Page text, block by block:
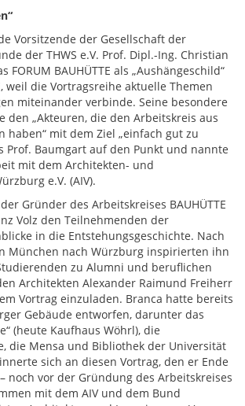
Vorsitzende der Gesellschaft der
der THWS e.V. Prof. Dipl.-Ing. Christian
FORUM BAUHÜTTE als „Aushängeschild“
weil die Vortragsreihe aktuelle Themen
miteinander verbinde. Seine besondere
den „Akteuren, die den Arbeitskreis aus
haben“ mit dem Ziel „einfach gut zu
Prof. Baumgart auf den Punkt und nannte
mit dem Architekten- und
e.V. (AIV).
Gründer des Arbeitskreises BAUHÜTTE
Volz den Teilnehmenden der
in die Entstehungsgeschichte. Nach
München nach Würzburg inspirierten ihn
zu Alumni und beruflichen
Architekten Alexander Raimund Freiherr
Vortrag einzuladen. Branca hatte bereits
Gebäude entworfen, darunter das
(heute Kaufhaus Wöhrl), die
die Mensa und Bibliothek der Universität
sich an diesen Vortrag, den er Ende
noch vor der Gründung des Arbeitskreises
mit dem AIV und dem Bund